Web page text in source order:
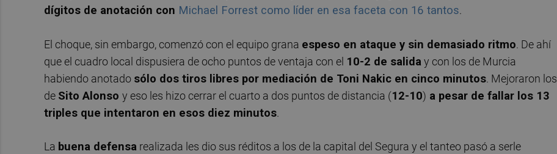
dígitos de anotación con Michael Forrest como líder en esa faceta con 16 tantos.
El choque, sin embargo, comenzó con el equipo grana espeso en ataque y sin demasiado ritmo. De ahí
que el cuadro local dispusiera de ocho puntos de ventaja con el 10-2 de salida y con los de Murcia
habiendo anotado sólo dos tiros libres por mediación de Toni Nakic en cinco minutos. Mejoraron los
de Sito Alonso y eso les hizo cerrar el cuarto a dos puntos de distancia (12-10) a pesar de fallar los 13
triples que intentaron en esos diez minutos.
La buena defensa realizada les dio sus réditos a los de la capital del Segura y el tanteo pasó a serle